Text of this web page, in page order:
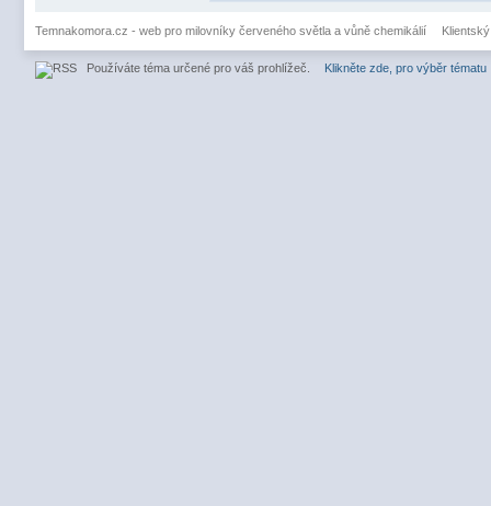
Temnakomora.cz - web pro milovníky červeného světla a vůně chemikálií
Používáte téma určené pro váš prohlížeč. Klikněte zde, pro výběr tématu